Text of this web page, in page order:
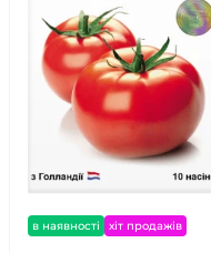
в наявності хіт продажів